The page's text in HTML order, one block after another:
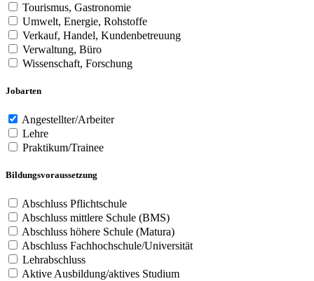
Tourismus, Gastronomie
Umwelt, Energie, Rohstoffe
Verkauf, Handel, Kundenbetreuung
Verwaltung, Büro
Wissenschaft, Forschung
Jobarten
Angestellter/Arbeiter
Lehre
Praktikum/Trainee
Bildungsvoraussetzung
Abschluss Pflichtschule
Abschluss mittlere Schule (BMS)
Abschluss höhere Schule (Matura)
Abschluss Fachhochschule/Universität
Lehrabschluss
Aktive Ausbildung/aktives Studium